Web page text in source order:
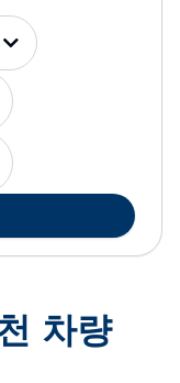
차량